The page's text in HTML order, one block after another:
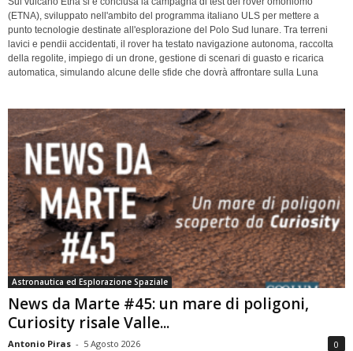
(ETNA), sviluppato nell'ambito del programma italiano ULS per mettere a
punto tecnologie destinate all'esplorazione del Polo Sud lunare. Tra terreni
lavici e pendii accidentati, il rover ha testato navigazione autonoma, raccolta
della regolite, impiego di un drone, gestione di scenari di guasto e ricarica
automatica, simulando alcune delle sfide che dovrà affrontare sulla Luna
Astronautica ed Esplorazione Spaziale
News da Marte #45: un mare di poligoni,
Curiosity risale Valle...
Antonio Piras - 5 Agosto 2026 0